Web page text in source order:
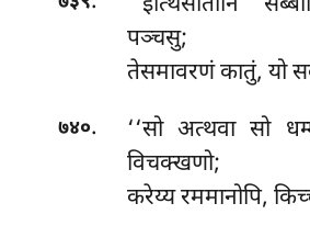
पञ्चसु;
तेसमावरणं कातुं, यो
७४०.
‘‘सो अत्थवा सो
विचक्खणो;
करेय्य रममानोपि,